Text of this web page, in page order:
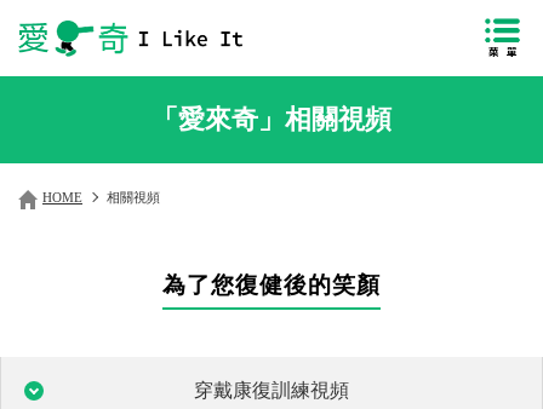
「愛來奇」相關視頻
HOME 相關視頻
為了您復健後的笑顏
穿戴康復訓練視頻